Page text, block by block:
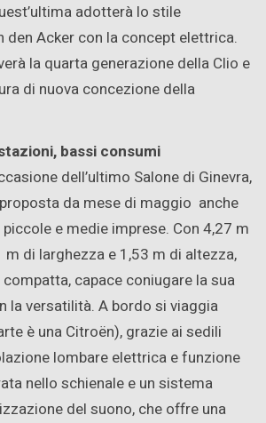
adotterà lo stile
den Acker con la concept elettrica.
la quarta generazione della Clio e
di nuova concezione della
bassi consumi
dell’ultimo Salone di Ginevra,
da mese di maggio anche
e medie imprese. Con 4,27 m
m di larghezza e 1,53 m di altezza,
compatta, capace coniugare la sua
la versatilità. A bordo si viaggia
è una Citroën), grazie ai sedili
lombare elettrica e funzione
nello schienale e un sistema
del suono, che offre una